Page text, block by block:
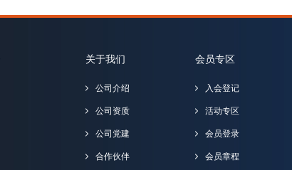
关于我们
公司介绍
公司资质
公司党建
合作伙伴
会员专区
入会登记
活动专区
会员登录
会员章程